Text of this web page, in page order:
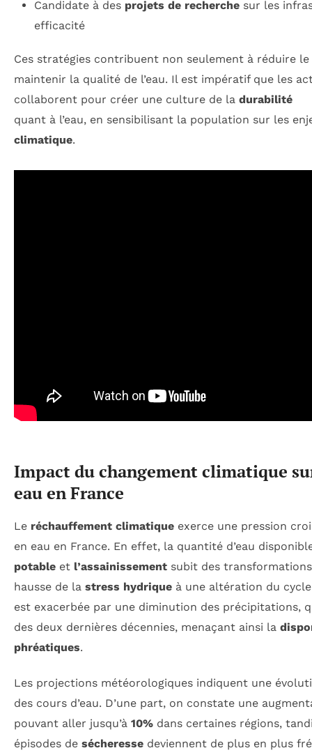
Candidate à des projets de recherchesur les
efficacité
Ces stratégies contribuent non seulement à réduire le
maintenir la qualité de l’eau. Il est impératif que les
collaborent pour créer une culture de la durabilité
quant à l’eau, en sensibilisant la population sur les
climatique.
Impact du changement climatique
eau en France
Le réchauffement climatique exerce une pression
en eau en France. En effet, la quantité d’eau
potable et l’assainissement subit des
hausse de la stress hydrique à une altération du
est exacerbée par une diminution des précipitations,
des deux dernières décennies, menaçant ainsi la
phréatiques.
Les projections météorologiques indiquent une
des cours d’eau. D’une part, on constate une
pouvant aller jusqu’à 10% dans certaines régions,
épisodes de sécheresse deviennent de plus en plus